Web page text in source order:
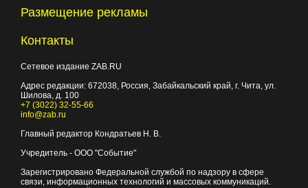
Размещение рекламы
Контакты
Сетевое издание ZAB.RU
Адрес редакции: 672038, Россия, Забайкальский край, г. Чита, ул.
Шилова, д. 100
+7 (3022) 32-55-66
info@zab.ru
Главный редактор Кондратьев Н. В.
Учредитель - ООО "Событие"
Зарегистрировано Федеральной службой по надзору в сфере
связи, информационных технологий и массовых коммуникаций.